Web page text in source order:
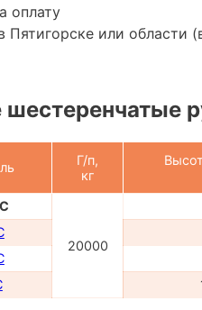
оплату
Пятигорске или области
Г/п,
кг
20000